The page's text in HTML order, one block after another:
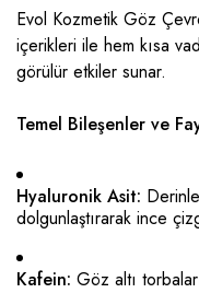
Evol Kozmetik Göz
içerikleri ile hem kısa
görülür etkiler sunar.
Temel Bileşenler ve
Hyaluronik Asit:
dolgunlaştırarak ince
Kafein: Göz altı